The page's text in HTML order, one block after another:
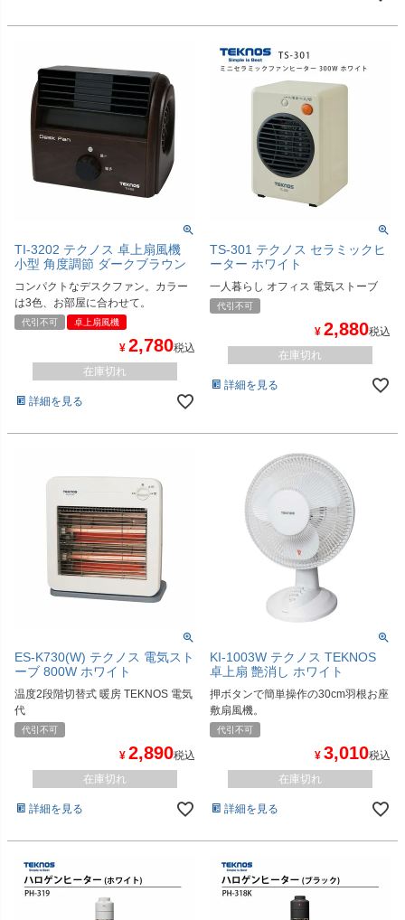
TI-3202 テクノス 卓上扇風機
小型 角度調節 ダークブラウン
コンパクトなデスクファン。カラー
は3色、お部屋に合わせて。
代引不可 卓上扇風機
¥ 2,780税込
在庫切れ
詳細を見る
TS-301 テクノス セラミックヒ
ーター ホワイト
一人暮らし オフィス 電気ストーブ
代引不可
¥ 2,880税込
在庫切れ
詳細を見る
ES-K730(W) テクノス 電気スト
ーブ 800W ホワイト
温度2段階切替式 暖房 TEKNOS 電気
代
代引不可
¥ 2,890税込
在庫切れ
詳細を見る
KI-1003W テクノス TEKNOS
卓上扇 艶消し ホワイト
押ボタンで簡単操作の30cm羽根お座
敷扇風機。
代引不可
¥ 3,010税込
在庫切れ
詳細を見る